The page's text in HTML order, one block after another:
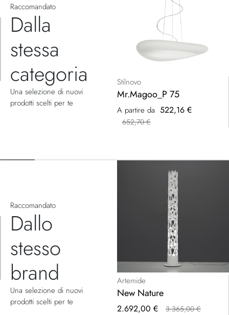
Raccomandato
Dalla
stessa
categoria
Una selezione di nuovi
prodotti scelti per te
Stilnovo
Mr.Magoo_P 75
A partire da 522,16 €
652,70 €
Raccomandato
Dallo
stesso
brand
Una selezione di nuovi
prodotti scelti per te
Artemide
New Nature
Prezzo
2.692,00 € 3.365,00 €